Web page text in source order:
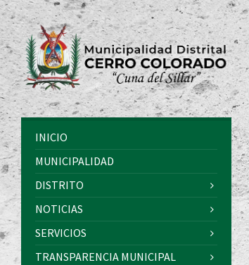
INICIO
MUNICIPALIDAD
DISTRITO
NOTICIAS
SERVICIOS
TRANSPARENCIA MUNICIPAL